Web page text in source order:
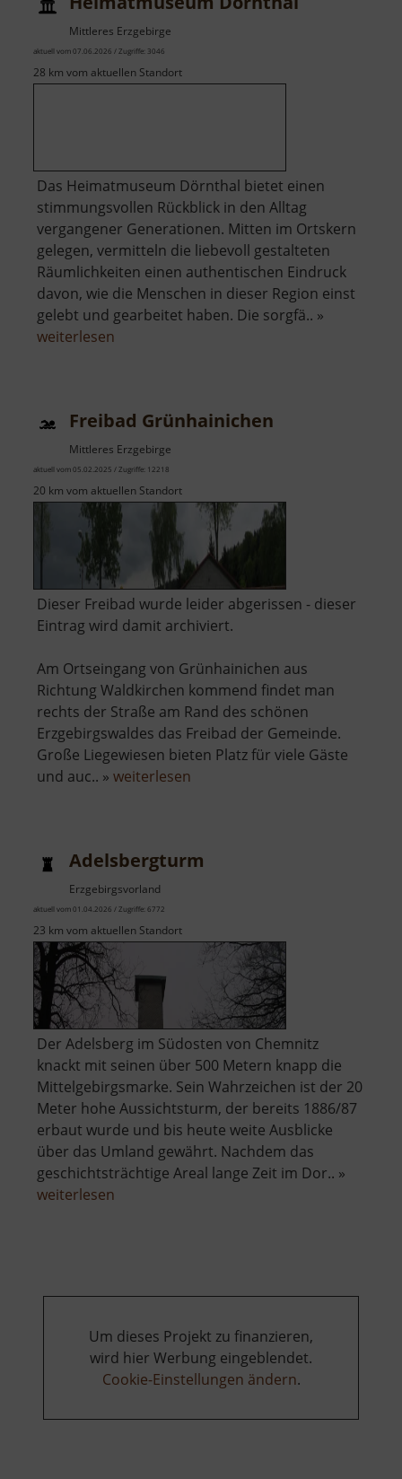
Mittleres Erzgebirge
aktuell vom 07.06.2026 / Zugriffe: 3046
28 km vom aktuellen Standort
Das Heimatmuseum Dörnthal bietet einen
stimmungsvollen Rückblick in den Alltag
vergangener Generationen. Mitten im Ortskern
gelegen, vermitteln die liebevoll gestalteten
Räumlichkeiten einen authentischen Eindruck
davon, wie die Menschen in dieser Region einst
gelebt und gearbeitet haben. Die sorgfä.. »
weiterlesen
Freibad Grünhainichen
Mittleres Erzgebirge
aktuell vom 05.02.2025 / Zugriffe: 12218
20 km vom aktuellen Standort
Dieser Freibad wurde leider abgerissen - dieser
Eintrag wird damit archiviert.
Am Ortseingang von Grünhainichen aus
Richtung Waldkirchen kommend findet man
rechts der Straße am Rand des schönen
Erzgebirgswaldes das Freibad der Gemeinde.
Große Liegewiesen bieten Platz für viele Gäste
und auc.. » weiterlesen
Adelsbergturm
Erzgebirgsvorland
aktuell vom 01.04.2026 / Zugriffe: 6772
23 km vom aktuellen Standort
Der Adelsberg im Südosten von Chemnitz
knackt mit seinen über 500 Metern knapp die
Mittelgebirgsmarke. Sein Wahrzeichen ist der 20
Meter hohe Aussichtsturm, der bereits 1886/87
erbaut wurde und bis heute weite Ausblicke
über das Umland gewährt. Nachdem das
geschichtsträchtige Areal lange Zeit im Dor.. »
weiterlesen
Um dieses Projekt zu finanzieren,
wird hier Werbung eingeblendet.
Cookie-Einstellungen ändern.